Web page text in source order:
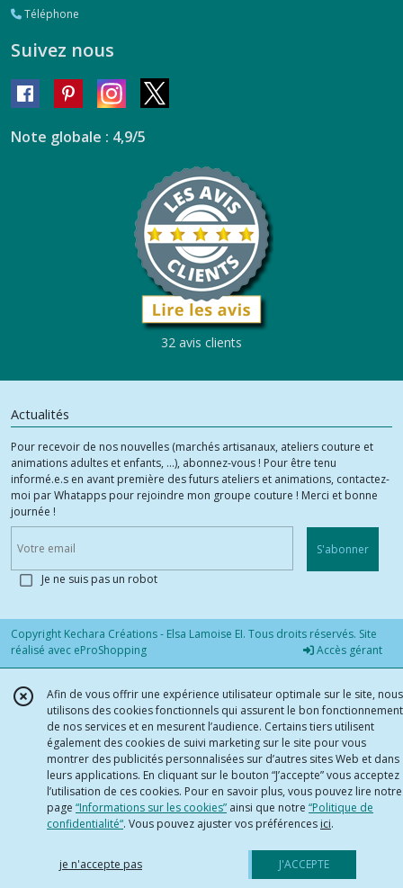
Téléphone
Suivez nous
Note globale : 4,9/5
32 avis clients
Actualités
Pour recevoir de nos nouvelles (marchés artisanaux, ateliers couture et
animations adultes et enfants, ...), abonnez-vous ! Pour être tenu
informé.e.s en avant première des futurs ateliers et animations, contactez-
moi par Whatapps pour rejoindre mon groupe couture ! Merci et bonne
journée !
S'abonner
Je ne suis pas un robot
Copyright Kechara Créations - Elsa Lamoise EI. Tous droits réservés. Site
réalisé avec eProShopping Accès gérant
Afin de vous offrir une expérience utilisateur optimale sur le site, nous
utilisons des cookies fonctionnels qui assurent le bon fonctionnement
de nos services et en mesurent l’audience. Certains tiers utilisent
également des cookies de suivi marketing sur le site pour vous
montrer des publicités personnalisées sur d’autres sites Web et dans
leurs applications. En cliquant sur le bouton “J’accepte” vous acceptez
l’utilisation de ces cookies. Pour en savoir plus, vous pouvez lire notre
page “Informations sur les cookies” ainsi que notre “Politique de
confidentialité“. Vous pouvez ajuster vos préférences ici.
je n'accepte pas J'ACCEPTE